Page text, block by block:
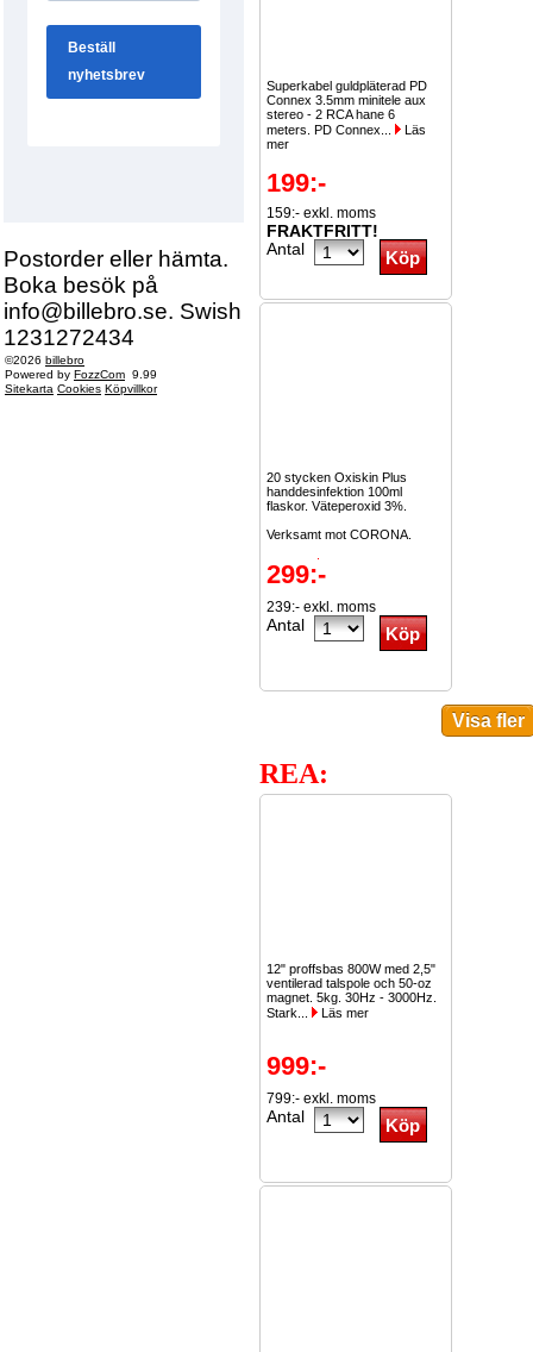
Postorder eller hämta.
Boka besök på
info@billebro.se. Swish
1231272434
©2026 billebro
Powered by FozzCom 9.99
Sitekarta Cookies Köpvillkor
Superkabel guldpläterad PD
Connex 3.5mm minitele aux
stereo - 2 RCA hane 6
meters. PD Connex...
Läs
mer
199:-
159:- exkl. moms
FRAKTFRITT!
Antal
20 stycken Oxiskin Plus
handdesinfektion 100ml
flaskor. Väteperoxid 3%.
Verksamt mot CORONA.
Kostar...
299:-
239:- exkl. moms
Antal
REA:
12" proffsbas 800W med 2,5"
ventilerad talspole och 50-oz
magnet. 5kg. 30Hz - 3000Hz.
Stark...
Läs mer
999:-
799:- exkl. moms
Antal